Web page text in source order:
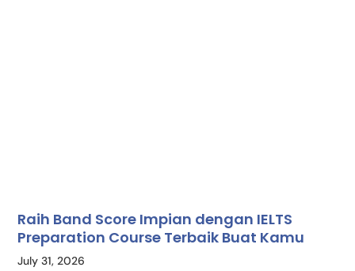
Raih Band Score Impian dengan IELTS
Preparation Course Terbaik Buat Kamu
July 31, 2026